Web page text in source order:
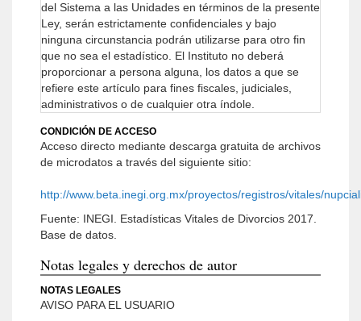
del Sistema a las Unidades en términos de la presente
Ley, serán estrictamente confidenciales y bajo
ninguna circunstancia podrán utilizarse para otro fin
que no sea el estadístico. El Instituto no deberá
proporcionar a persona alguna, los datos a que se
refiere este artículo para fines fiscales, judiciales,
administrativos o de cualquier otra índole.
CONDICIÓN DE ACCESO
Acceso directo mediante descarga gratuita de archivos
de microdatos a través del siguiente sitio:
http://www.beta.inegi.org.mx/proyectos/registros/vitales/
Fuente: INEGI. Estadísticas Vitales de Divorcios 2017.
Base de datos.
Notas legales y derechos de autor
NOTAS LEGALES
AVISO PARA EL USUARIO